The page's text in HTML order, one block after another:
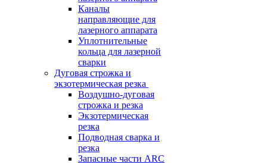
Каналы
направляющие для
лазерного аппарата
Уплотнительные
кольца для лазерной
сварки
Дуговая строжка и
экзотермическая резка
Воздушно-дуговая
строжка и резка
Экзотермическая
резка
Подводная сварка и
резка
Запасные части ARC